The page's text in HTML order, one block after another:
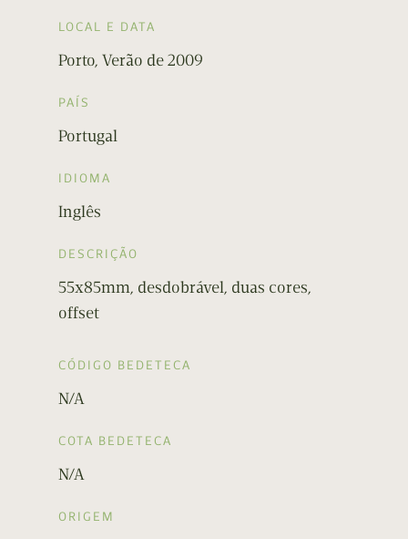
LOCAL E DATA
Porto, Verão de 2009
PAÍS
Portugal
IDIOMA
Inglês
DESCRIÇÃO
55x85mm, desdobrável, duas cores,
offset
CÓDIGO BEDETECA
N/A
COTA BEDETECA
N/A
ORIGEM